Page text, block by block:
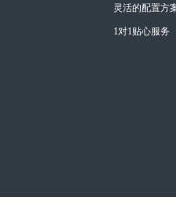
灵活的配置方
1对1贴心服务